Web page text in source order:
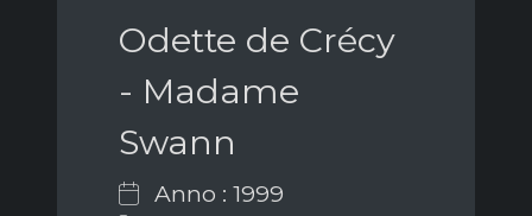
Odette de Crécy
- Madame
Swann
Anno : 1999